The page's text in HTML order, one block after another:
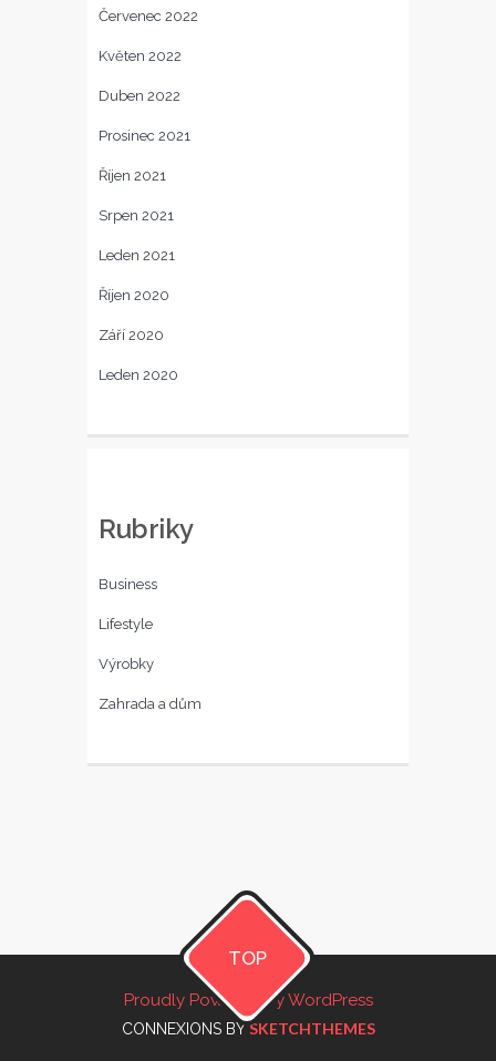
Červenec 2022
Květen 2022
Duben 2022
Prosinec 2021
Říjen 2021
Srpen 2021
Leden 2021
Říjen 2020
Září 2020
Leden 2020
Rubriky
Business
Lifestyle
Výrobky
Zahrada a dům
TOP
Proudly Powered by WordPress
CONNEXIONS BY SKETCHTHEMES